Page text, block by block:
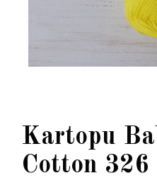
Kartopu
Cotton 326